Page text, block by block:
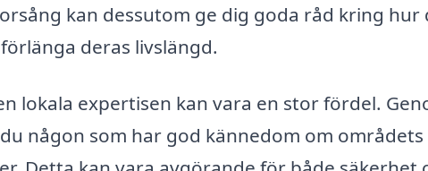
kan dessutom ge dig goda råd kring hur
deras livslängd.
lokala expertisen kan vara en stor fördel.
någon som har god kännedom om områdets